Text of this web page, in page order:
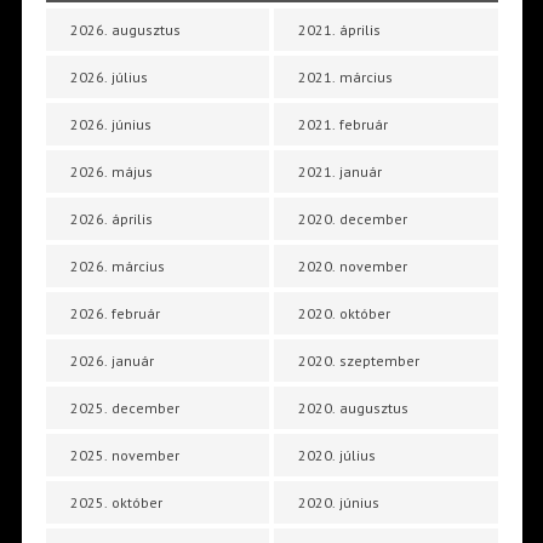
2026. augusztus
2026. július
2026. június
2026. május
2026. április
2026. március
2026. február
2026. január
2025. december
2025. november
2025. október
2021. április
2021. március
2021. február
2021. január
2020. december
2020. november
2020. október
2020. szeptember
2020. augusztus
2020. július
2020. június